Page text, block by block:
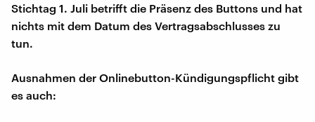
Stichtag 1. Juli betrifft die Präsenz des Buttons und hat
nichts mit dem Datum des Vertragsabschlusses zu
tun.
Ausnahmen der Onlinebutton-Kündigungspflicht gibt
es auch: